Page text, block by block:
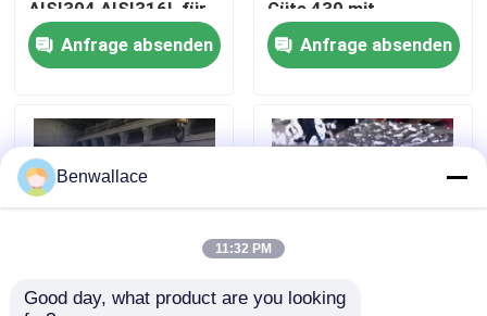
Qualitätskontrolle
Neuigkeiten
Bitte um ein Angebot
AISI304 AISI316L für
Deckendekoration
Anfrage absenden
Güte 430 mit
Wasserwellenmuster
und PVD-Farbe
Anfrage absenden
Benwallace
11:32 PM
Good day, what product are you looking